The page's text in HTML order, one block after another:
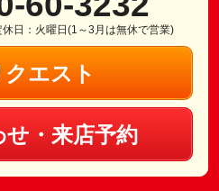
日：火曜日(1～3月は無休で営業)
エスト
せ・来店予約